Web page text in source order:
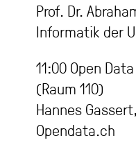
Prof. Dr.
Informatik der
11:00 Open
(Raum 110)
Hannes
Opendata.ch